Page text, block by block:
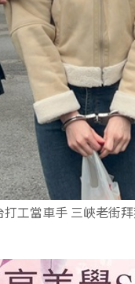
工當車手 三峽老街